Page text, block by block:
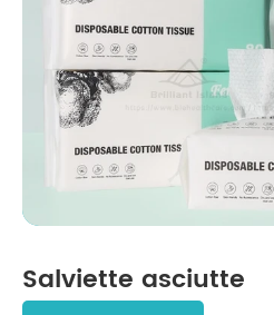
Salviette asciutte